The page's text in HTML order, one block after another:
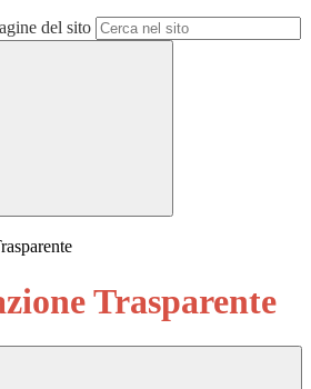
del sito
Trasparente